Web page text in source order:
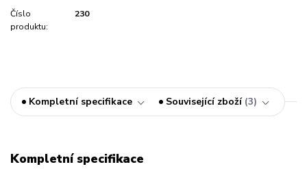
Číslo
produktu:
230
Kompletní specifikace Související zboží 3
Kompletní specifikace